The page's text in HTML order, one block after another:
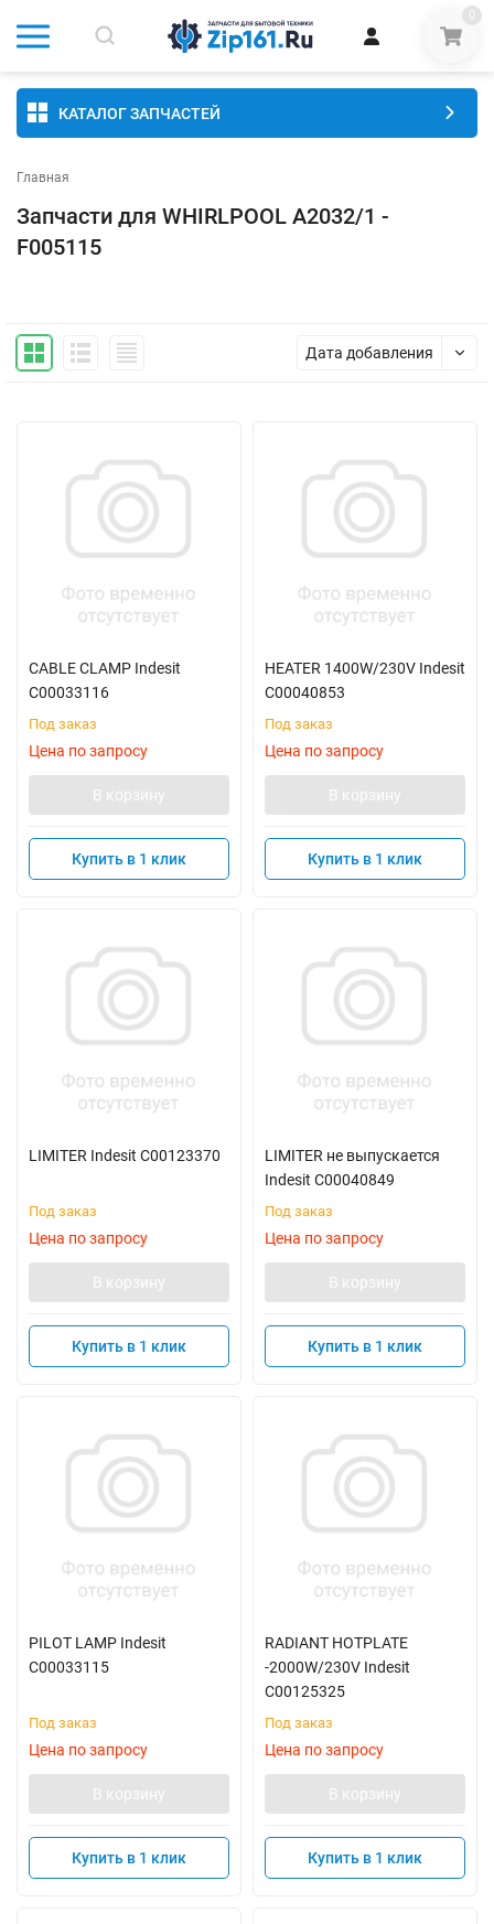
0
КАТАЛОГ ЗАПЧАСТЕЙ
Главная
Запчасти для WHIRLPOOL A2032/1 -
F005115
Дата добавления
CABLE CLAMP Indesit
C00033116
Под заказ
Цена по запросу
В корзину
Купить в 1 клик
HEATER 1400W/230V Indesit
C00040853
Под заказ
Цена по запросу
В корзину
Купить в 1 клик
LIMITER Indesit C00123370
Под заказ
Цена по запросу
В корзину
Купить в 1 клик
LIMITER не выпускается
Indesit C00040849
Под заказ
Цена по запросу
В корзину
Купить в 1 клик
PILOT LAMP Indesit
C00033115
Под заказ
Цена по запросу
В корзину
Купить в 1 клик
RADIANT HOTPLATE
-2000W/230V Indesit
C00125325
Под заказ
Цена по запросу
В корзину
Купить в 1 клик